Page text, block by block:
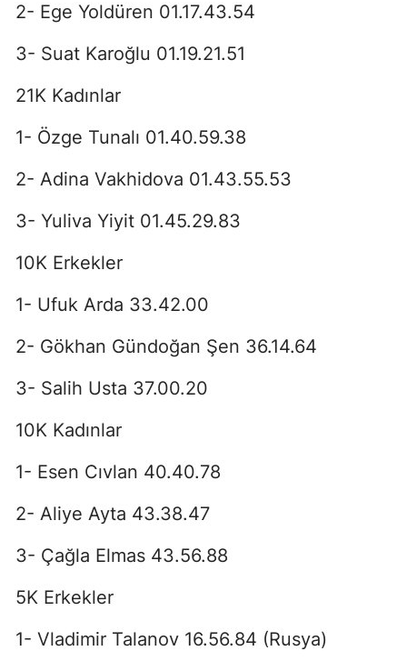
2- Ege Yoldüren 01.17.43.54
3- Suat Karoğlu 01.19.21.51
21K Kadınlar
1- Özge Tunalı 01.40.59.38
2- Adina Vakhidova 01.43.55.53
3- Yuliva Yiyit 01.45.29.83
10K Erkekler
1- Ufuk Arda 33.42.00
2- Gökhan Gündoğan Şen 36.14.64
3- Salih Usta 37.00.20
10K Kadınlar
1- Esen Cıvlan 40.40.78
2- Aliye Ayta 43.38.47
3- Çağla Elmas 43.56.88
5K Erkekler
1- Vladimir Talanov 16.56.84 (Rusya)